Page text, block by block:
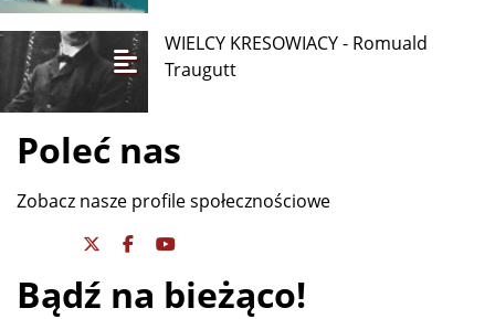
WIELCY KRESOWIACY - Romuald
Traugutt
Poleć nas
Zobacz nasze profile społecznościowe
Bądź na bieżąco!